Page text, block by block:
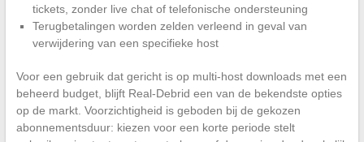
tickets, zonder live chat of telefonische ondersteuning
Terugbetalingen worden zelden verleend in geval van
verwijdering van een specifieke host
Voor een gebruik dat gericht is op multi-host downloads met een
beheerd budget, blijft Real-Debrid een van de bekendste opties
op de markt. Voorzichtigheid is geboden bij de gekozen
abonnementsduur: kiezen voor een korte periode stelt